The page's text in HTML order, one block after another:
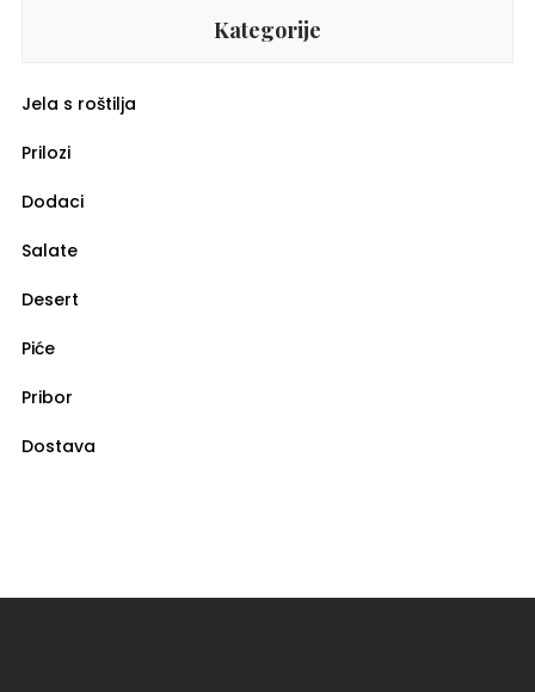
Kategorije
Jela s roštilja
Prilozi
Dodaci
Salate
Desert
Piće
Pribor
Dostava